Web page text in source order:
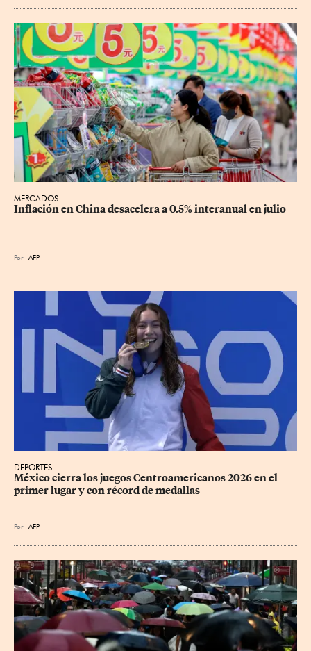
MERCADOS
Inflación en China desacelera a 0.5% interanual en julio
Por AFP
DEPORTES
México cierra los juegos Centroamericanos 2026 en el
primer lugar y con récord de medallas
Por AFP